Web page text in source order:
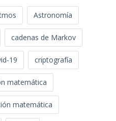
Astronomía
cadenas de Markov
19 criptografía
matemática
matemática